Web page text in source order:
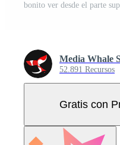
Media Whale
52.891 Recursos
Gratis con